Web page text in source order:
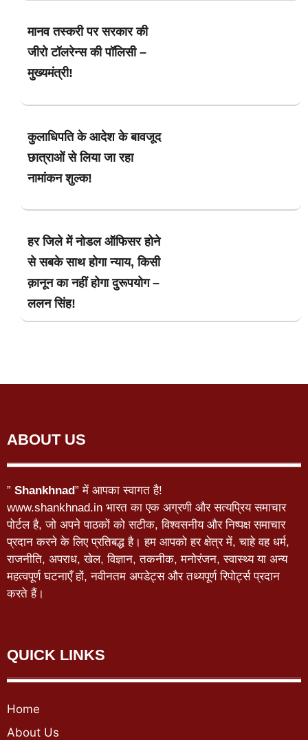
मानव तस्करी पर सरकार की
जीरो टॉलरेन्स की पॉलिसी –
मुख्यमंत्री!
कुलाधिपति के आदेश के बावजूद
छात्राओं से लिया जा रहा
नामांकन शुल्क!
हर जिले में नोडल ऑफिसर होने
से सबके साथ होगा न्याय, किसी
क़ानून का नहीं होगा दुरूपयोग –
ललन सिंह!
ABOUT US
” Shankhnad” में आपका स्वागत है!
www.shankhnad.in भारत का एक अग्रणी और सत्यप्रिय समाचार
पोर्टल है, जो अपने पाठकों को सटीक, विश्वसनीय और निष्पक्ष समाचार
प्रदान करने के लिए प्रतिबद्ध है। हम आपको हर क्षेत्र में, चाहे वह धर्म,
राजनीति, अपराध, खेल, विज्ञान, तकनीक, मनोरंजन, स्वास्थ्य या अन्य
महत्वपूर्ण घटनाएँ हों, नवीनतम अपडेट्स और तथ्यपूर्ण रिपोर्ट्स प्रदान
करते हैं।
QUICK LINKS
Home
About Us